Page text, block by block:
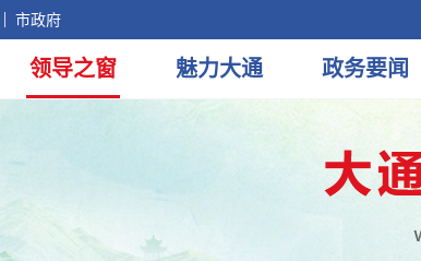
市政府
领导之窗 魅力大通 政务要闻